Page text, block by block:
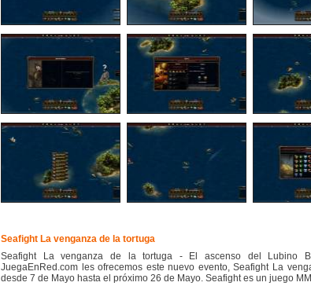
Seafight La venganza de la tortuga
Seafight La venganza de la tortuga - El ascenso del Lubino
JuegaEnRed.com les ofrecemos este nuevo evento, Seafight La
desde 7 de Mayo hasta el próximo 26 de Mayo. Seafight es un juego